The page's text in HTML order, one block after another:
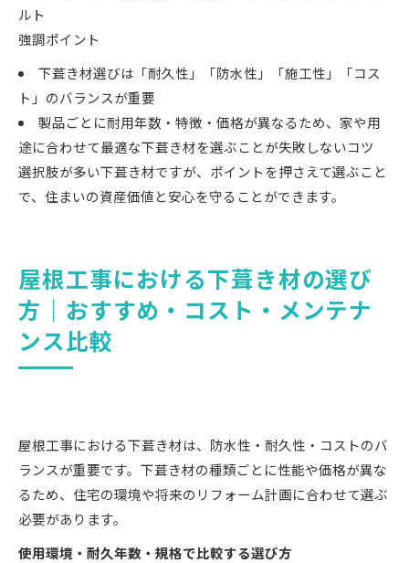
ルト
強調ポイント
下葺き材選びは「耐久性」「防水性」「施工性」「コス
ト」のバランスが重要
製品ごとに耐用年数・特徴・価格が異なるため、家や用
途に合わせて最適な下葺き材を選ぶことが失敗しないコツ
選択肢が多い下葺き材ですが、ポイントを押さえて選ぶこと
で、住まいの資産価値と安心を守ることができます。
屋根工事における下葺き材の選び
方｜おすすめ・コスト・メンテナ
ンス比較
屋根工事における下葺き材は、防水性・耐久性・コストのバ
ランスが重要です。下葺き材の種類ごとに性能や価格が異な
るため、住宅の環境や将来のリフォーム計画に合わせて選ぶ
必要があります。
使用環境・耐久年数・規格で比較する選び方